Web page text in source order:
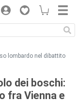
lombardo nel dibattito
dei boschi:
fra Vienna e